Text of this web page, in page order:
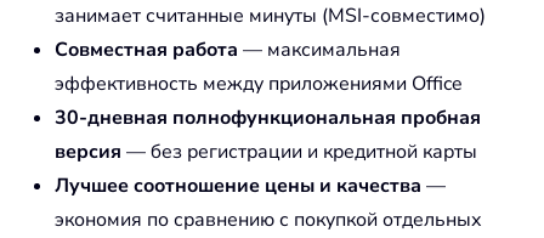
занимает считанные минуты (MSI-совместимо)
Совместная работа — максимальная
эффективность между приложениями Office
30-дневная полнофункциональная пробная
версия — без регистрации и кредитной карты
Лучшее соотношение цены и качества —
экономия по сравнению с покупкой отдельных